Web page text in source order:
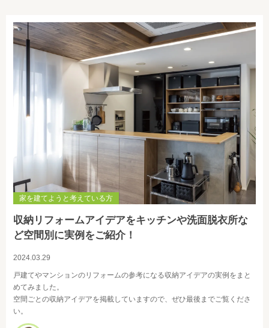
家を建てようと考えている方
収納リフォームアイデアをキッチンや洗面脱衣所な
ど空間別に実例をご紹介！
2024.03.29
戸建てやマンションのリフォームの参考になる収納アイデアの実例をまと
めてみました。
空間ごとの収納アイデアを掲載していますので、ぜひ最後までご覧くださ
い。